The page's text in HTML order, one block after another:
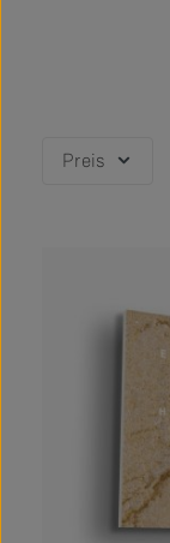
Preis